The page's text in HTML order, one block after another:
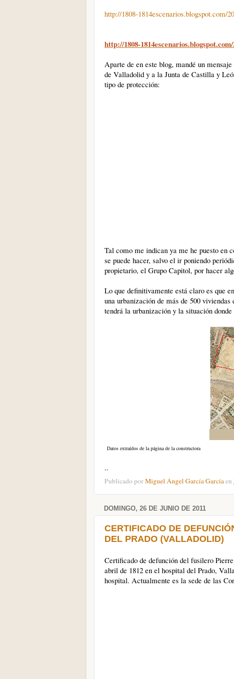
http://1808-1814escenarios.blogspot.com/
http://1808-
Aparte de en este blog, mandé un
de Valladolid y a la Junta de Castilla y
tipo de protección:
Tal como me indican ya me he puesto en
se puede hacer, salvo el ir poniendo
propietario, el Grupo Capitol, por hacer
Lo que definitivamente está claro es que
una urbanización de más de 500
tendrá la urbanización y la situación
Datos extraídos de la página de la constructora
..
Publicado porMiguel Ángel García Garcíaen
DOMINGO, 26 DE JUNIO DE 2011
CERTIFICADO DE
DEL PRADO (VALLADOLID)
Certificado de defunción del fusilero
abril de 1812 en el hospital del Prado,
hospital. Actualmente es la sede de las